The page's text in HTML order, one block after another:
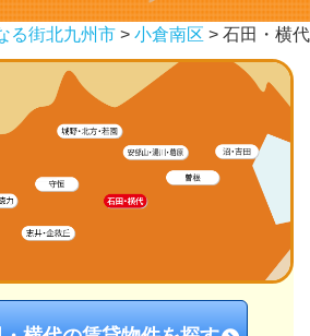
る街北九州市 > 小倉南区 > 石田・横代